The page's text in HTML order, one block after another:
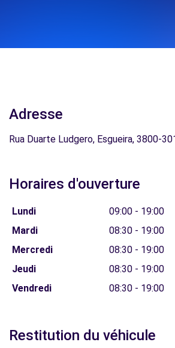
Adresse
Rua Duarte Ludgero, Esgueira, 3800-
Horaires d'ouverture
Lundi
09:00 - 19:00
Mardi
08:30 - 19:00
Mercredi
08:30 - 19:00
Jeudi
08:30 - 19:00
Vendredi
08:30 - 19:00
Restitution du véhicule